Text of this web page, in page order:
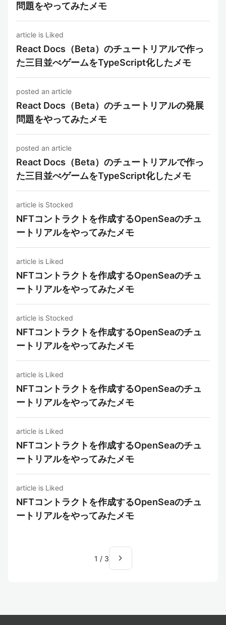
問題をやってみたメモ
article is Liked
React Docs（Beta）のチュートリアルで作っ
た三目並べゲームをTypeScript化したメモ
posted an article
React Docs（Beta）のチュートリアルの発展
問題をやってみたメモ
posted an article
React Docs（Beta）のチュートリアルで作っ
た三目並べゲームをTypeScript化したメモ
article is Stocked
NFTコントラクトを作成するOpenSeaのチュ
ートリアルをやってみたメモ
article is Liked
NFTコントラクトを作成するOpenSeaのチュ
ートリアルをやってみたメモ
article is Stocked
NFTコントラクトを作成するOpenSeaのチュ
ートリアルをやってみたメモ
article is Liked
NFTコントラクトを作成するOpenSeaのチュ
ートリアルをやってみたメモ
article is Liked
NFTコントラクトを作成するOpenSeaのチュ
ートリアルをやってみたメモ
article is Liked
NFTコントラクトを作成するOpenSeaのチュ
ートリアルをやってみたメモ
1 / 3 navigate_next